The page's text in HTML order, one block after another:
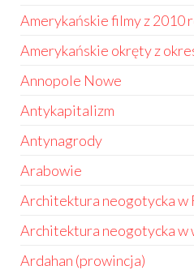
Amerykańskie filmy z 2010
Amerykańskie okręty z
Annopole Nowe
Antykapitalizm
Antynagrody
Arabowie
Architektura neogotycka w
Architektura neogotycka w
Ardahan (prowincja)